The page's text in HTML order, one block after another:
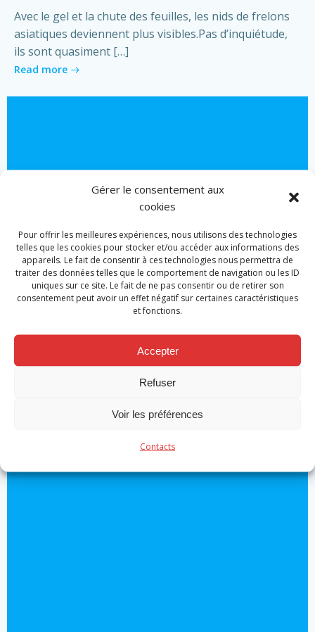
Gérer le consentement aux
cookies
Pour offrir les meilleures expériences, nous utilisons des technologies
telles que les cookies pour stocker et/ou accéder aux informations des
appareils. Le fait de consentir à ces technologies nous permettra de
traiter des données telles que le comportement de navigation ou les ID
uniques sur ce site. Le fait de ne pas consentir ou de retirer son
consentement peut avoir un effet négatif sur certaines caractéristiques
et fonctions.
Accepter
Refuser
Voir les préférences
Contacts
Avec le gel et la chute des feuilles, les nids de frelons
asiatiques deviennent plus visibles.Pas d’inquiétude,
ils sont quasiment […]
Read more
Promotion caporaux volontaires et
professionnels